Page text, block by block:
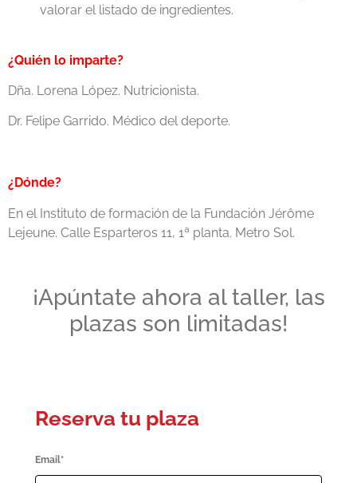
valorar el listado de ingredientes.
¿Quién lo imparte?
Dña. Lorena López. Nutricionista.
Dr. Felipe Garrido. Médico del deporte.
¿Dónde?
En el Instituto de formación de la Fundación Jérôme
Lejeune. Calle Esparteros 11, 1ª planta. Metro Sol.
¡Apúntate ahora al taller, las
plazas son limitadas!
Reserva tu plaza
Email*